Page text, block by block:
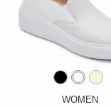
WOMEN